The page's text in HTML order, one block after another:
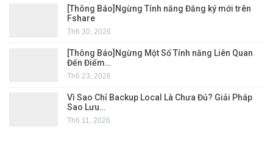
[Thông Báo]Ngừng Tính năng Đăng ký mới trên
Fshare
Th6 30, 2026
[Thông Báo]Ngừng Một Số Tính năng Liên Quan
Đến Điểm…
Th6 23, 2026
Vì Sao Chỉ Backup Local Là Chưa Đủ? Giải Pháp
Sao Lưu…
Th6 11, 2026